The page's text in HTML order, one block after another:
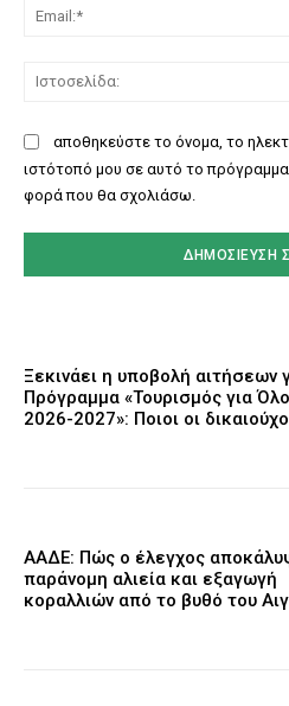
αποθηκεύστε το όνομα, το
ιστότοπό μου σε αυτό το πρόγραμμα
φορά που θα σχολιάσω.
Ξεκινάει η υποβολή αιτήσεων
Πρόγραμμα «Τουρισμός για
2026-2027»: Ποιοι οι
ΑΑΔΕ: Πώς ο έλεγχος
παράνομη αλιεία και εξαγωγή
κοραλλιών από το βυθό του